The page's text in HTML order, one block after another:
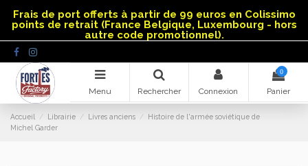
Frais de port offerts à partir de 99 euros en Colissimo
points de retrait (France Belgique, Luxembourg - hors
autre code promotionnel).
Menu Rechercher Connexion
0
Panier
Accueil Librairie Livres anciens
Histoire de l'armée soviétique de
Michel Garder